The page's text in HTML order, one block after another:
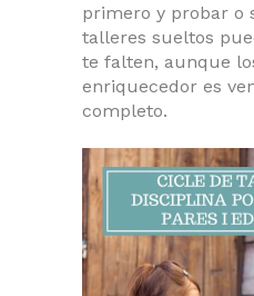
primero y probar o
talleres sueltos
te falten, aunque
enriquecedor es
completo.